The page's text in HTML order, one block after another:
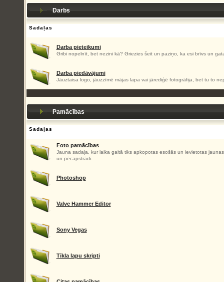
Darbs
Sadaļas
Darba pieteikumi
Gribi nopelnīt, bet nezini kā? Griezies šeit un paziņo, ka esi brīvs un
Darba piedāvājumi
Jāuztaisa logo, jāuzzīmē mājas lapa vai jārediģē fotogrāfija, bet tu to
Pamācības
Sadaļas
Foto pamācības
Jauna sadaļa, kur laika gaitā tiks apkopotas esošās un ievietotas
un pēcapstrādi.
Photoshop
Valve Hammer Editor
Sony Vegas
Tīkla lapu skripti